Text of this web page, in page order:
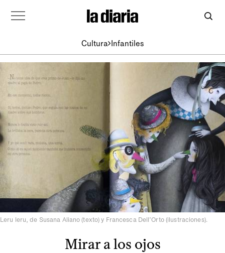
Cultura Infantiles
Leru leru, de Susana Aliano (texto) y Francesca Dell’Orto (ilustraciones).
Mirar a los ojos